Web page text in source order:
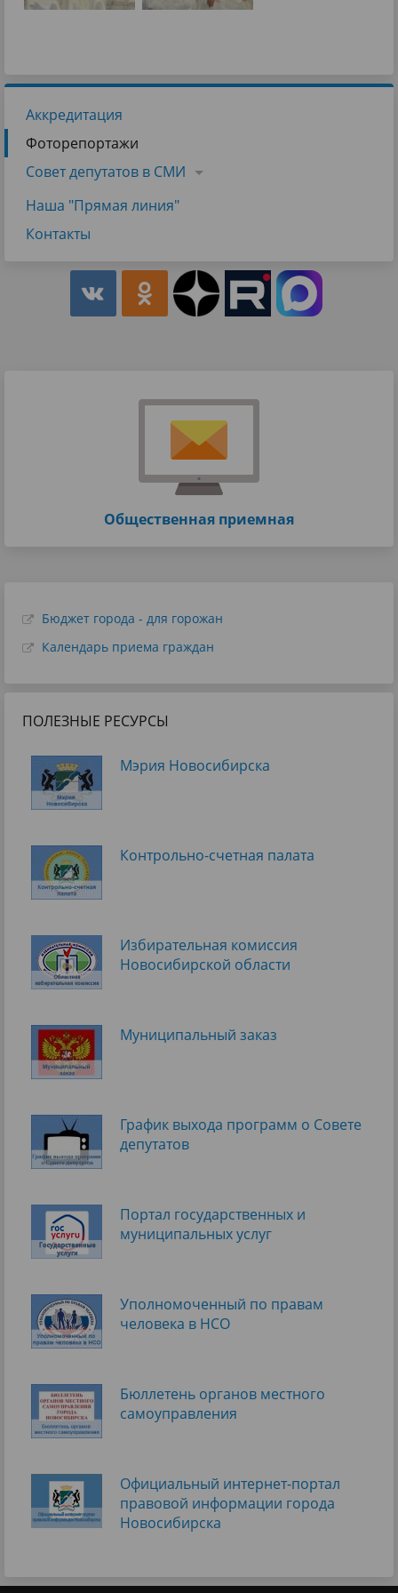
Аккредитация
Фоторепортажи
Совет депутатов в СМИ
Наша "Прямая линия"
Контакты
Общественная приемная
Бюджет города - для горожан
Календарь приема граждан
ПОЛЕЗНЫЕ РЕСУРСЫ
Мэрия Новосибирска
Контрольно-счетная палата
Избирательная комиссия
Новосибирской области
Муниципальный заказ
График выхода программ о Cовете
депутатов
Портал государственных и
муниципальных услуг
Уполномоченный по правам
человека в НСО
Бюллетень органов местного
самоуправления
Официальный интернет-портал
правовой информации города
Новосибирска